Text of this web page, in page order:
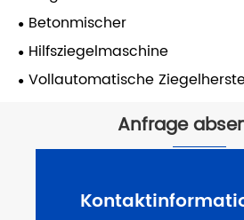
Betonmischer
Hilfsziegelmaschine
Vollautomatische
Anfrage